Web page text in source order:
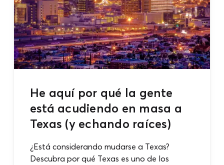
He aquí por qué la gente
está acudiendo en masa a
Texas (y echando raíces)
¿Está considerando mudarse a Texas?
Descubra por qué Texas es uno de los